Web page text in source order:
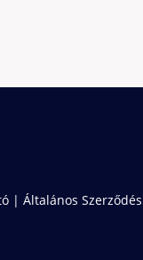
| Általános